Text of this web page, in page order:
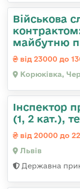
Військова
майбутню
від 23000 до
Корюківка,
Інспектор
(1, 2 кат.),
від 20000 до
Львів
Державна